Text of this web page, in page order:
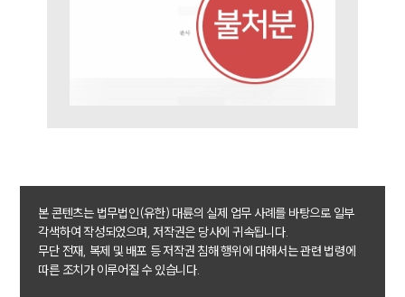
업무분야
성범죄대응부 업무
성범죄전문변호사
소식/자료
본 콘텐츠는 법무법인(유한) 대륜의 실제 업무 사례를 바탕으로 일부
각색하여 작성되었으며, 저작권은 당사에 귀속됩니다.
무단 전재, 복제 및 배포 등 저작권 침해 행위에 대해서는 관련 법령에
따른 조치가 이루어질 수 있습니다.